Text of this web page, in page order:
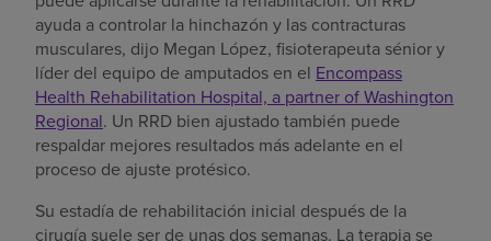
ayuda a controlar la hinchazón y las contracturas
musculares, dijo Megan López, fisioterapeuta sénior y
líder del equipo de amputados en el Encompass
Health Rehabilitation Hospital, a partner of Washington
Regional. Un RRD bien ajustado también puede
respaldar mejores resultados más adelante en el
proceso de ajuste protésico.
Su estadía de rehabilitación inicial después de la
cirugía suele ser de unas dos semanas. La terapia se